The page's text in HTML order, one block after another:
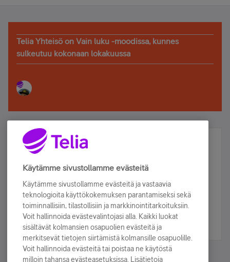
Telia Yhteisö on Vain luku -moodissa, kunnes
sulkeutuu kokonaan lokakuussa
Älä jää paitsi – osallistu ja voita!
Tilaa Telian uutiskirje ja olet mukana arvonnassa.
sähköpostiisi.
Tilaa nyt
Käytämme sivustollamme evästeitä
Käytämme sivustollamme evästeitä ja vastaavia
teknologioita käyttökokemuksen parantamiseksi sekä
toiminnallisiin, tilastollisiin ja markkinointitarkoituksiin.
Voit hallinnoida evästevalintojasi alla. Kaikki luokat
sisältävät kolmansien osapuolien evästeitä ja
merkitsevät tietojen siirtämistä kolmansille osapuolille.
Voit hallinnoida evästeitä tai poistaa ne käytöstä
milloin tahansa evästeasetuksissa. Lisätietoja